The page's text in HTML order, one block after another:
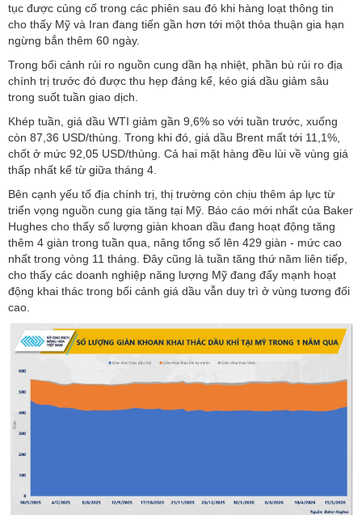
tục được củng cố trong các phiên sau đó khi hàng loạt thông tin
cho thấy Mỹ và Iran đang tiến gần hơn tới một thỏa thuận gia hạn
ngừng bắn thêm 60 ngày.
Trong bối cảnh rủi ro nguồn cung dần hạ nhiệt, phần bù rủi ro địa
chính trị trước đó được thu hẹp đáng kể, kéo giá dầu giảm sâu
trong suốt tuần giao dịch.
Khép tuần, giá dầu WTI giảm gần 9,6% so với tuần trước, xuống
còn 87,36 USD/thùng. Trong khi đó, giá dầu Brent mất tới 11,1%,
chốt ở mức 92,05 USD/thùng. Cả hai mặt hàng đều lùi về vùng giá
thấp nhất kể từ giữa tháng 4.
Bên cạnh yếu tố địa chính trị, thị trường còn chịu thêm áp lực từ
triển vọng nguồn cung gia tăng tại Mỹ. Báo cáo mới nhất của Baker
Hughes cho thấy số lượng giàn khoan dầu đang hoạt động tăng
thêm 4 giàn trong tuần qua, nâng tổng số lên 429 giàn - mức cao
nhất trong vòng 11 tháng. Đây cũng là tuần tăng thứ năm liên tiếp,
cho thấy các doanh nghiệp năng lượng Mỹ đang đẩy mạnh hoạt
động khai thác trong bối cảnh giá dầu vẫn duy trì ở vùng tương đối
cao.